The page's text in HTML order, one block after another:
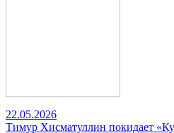
22.05.2026
Тимур Хисматуллин покидает